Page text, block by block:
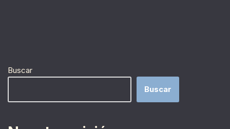
Buscar
Buscar